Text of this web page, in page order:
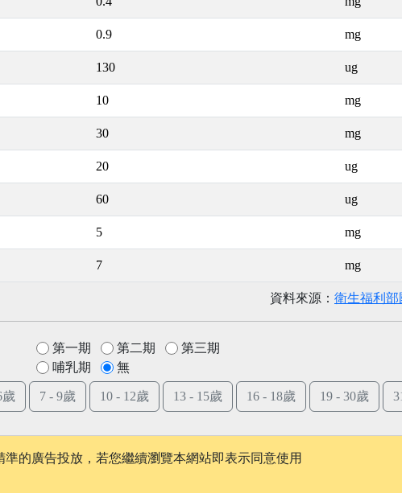
0.9 mg
130 ug
10 mg
30 mg
20 ug
60 ug
5 mg
7 mg
資料來源： 衛生福利
第一期 第二期
第三期
哺乳期
無
歲 7 - 9歲 10 - 12歲 13 - 15歲 16 - 18歲 19 - 30歲
的廣告投放，若您繼續瀏覽本網站即表示同意使用